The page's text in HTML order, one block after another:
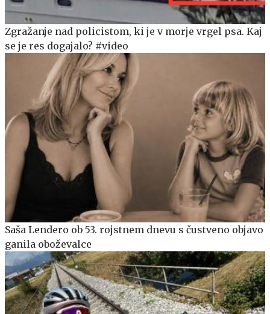
Zgražanje nad policistom, ki je v morje vrgel psa. Kaj
se je res dogajalo? #video
Saša Lendero ob 53. rojstnem dnevu s čustveno objavo
ganila oboževalce